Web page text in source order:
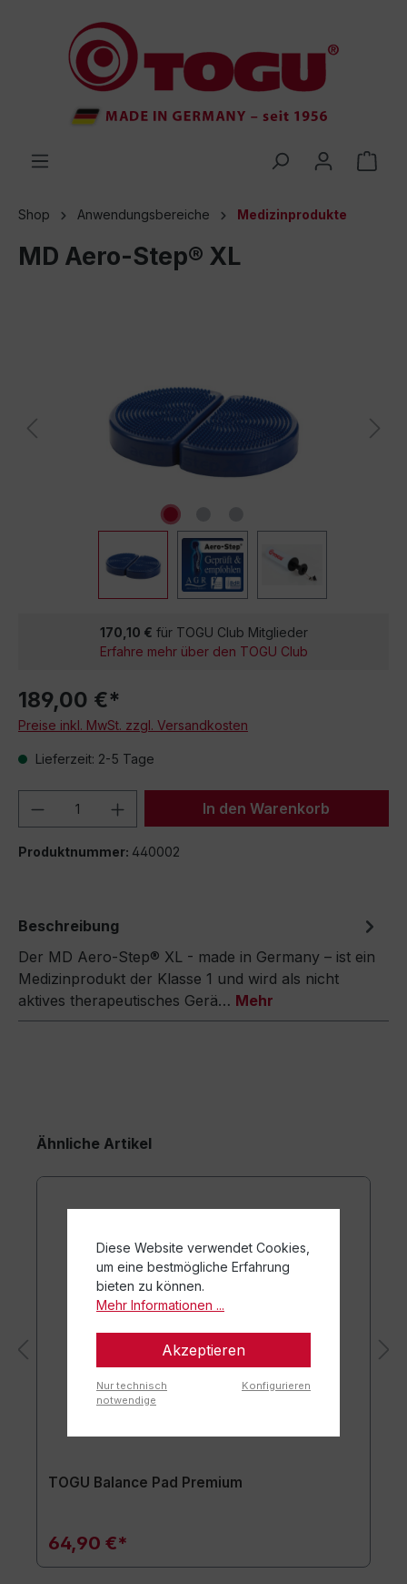
springen
Shop Anwendungsbereiche Medizinprodukte
MD Aero-Step® XL
170,10 € für TOGU Club Mitglieder
Erfahre mehr über den TOGU Club
189,00 €*
Preise inkl. MwSt. zzgl. Versandkosten
Lieferzeit: 2-5 Tage
Produkt Anzahl: Gib denIn den Warenkorb
Produktnummer: 440002
Beschreibung
Der MD Aero-Step® XL - made in Germany – ist ein
Medizinprodukt der Klasse 1 und wird als nicht
aktives therapeutisches Gerä… Mehr
Ähnliche Artikel
TOGU Balance Pad Premium
64,90 €*
Diese Website verwendet Cookies,
um eine bestmögliche Erfahrung
bieten zu können.
Mehr Informationen ...
Akzeptieren
Nur technisch
notwendige
Konfigurieren